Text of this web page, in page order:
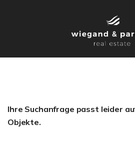
Ihre Suchanfrage passt leider
Objekte.